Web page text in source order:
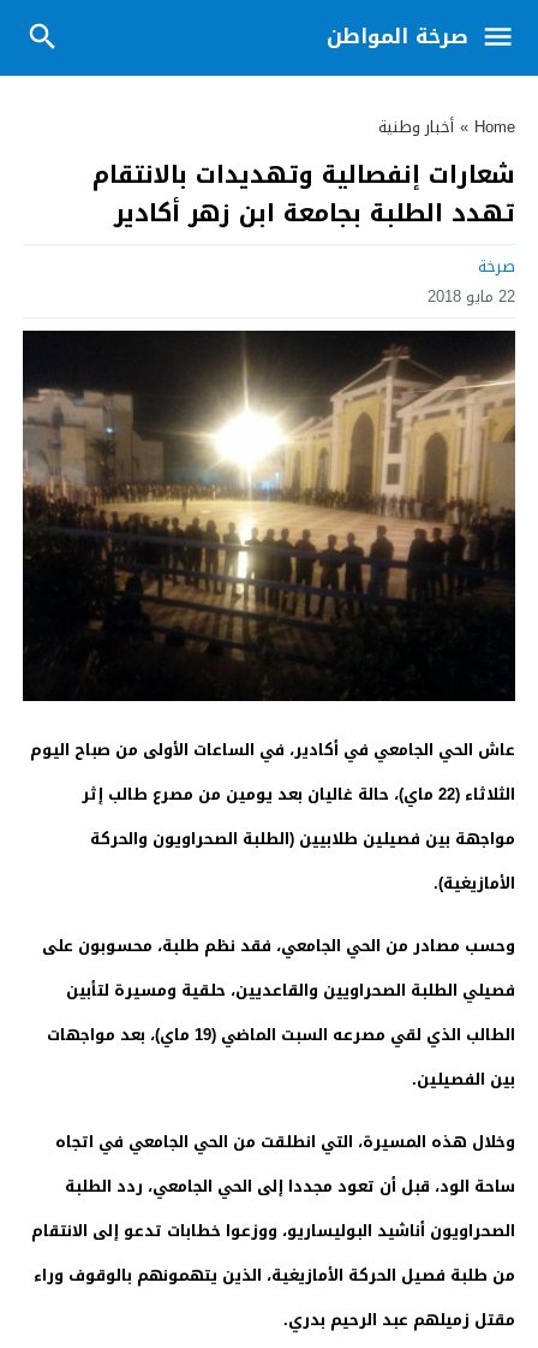
صرخة المواطن
Home
» أخبار وطنية
شعارات إنفصالية وتهديدات بالانتقام
تهدد الطلبة بجامعة ابن زهر أكادير
صرخة
22 مايو 2018
عاش الحي الجامعي في أكادير، في الساعات الأولى من صباح اليوم
الثلاثاء
(22 ماي)، حالة غاليان بعد يومين من مصرع طالب إثر
مواجهة بين فصيلين طلابيين (الطلبة الصحراويون والحركة
الأمازيغية).
وحسب مصادر من الحي الجامعي، فقد نظم طلبة، محسوبون على
فصيلي الطلبة الصحراويين والقاعديين، حلقية ومسيرة لتأبين
الطالب الذي لقي مصرعه السبت الماضي (19 ماي)، بعد مواجهات
بين الفصيلين.
وخلال هذه المسيرة، التي انطلقت من الحي الجامعي في اتجاه
ساحة الود، قبل أن تعود مجددا إلى الحي الجامعي، ردد الطلبة
الصحراويون أناشيد البوليساريو، ووزعوا خطابات تدعو إلى الانتقام
من طلبة فصيل الحركة الأمازيغية، الذين يتهمونهم بالوقوف وراء
مقتل زميلهم عبد الرحيم بدري.